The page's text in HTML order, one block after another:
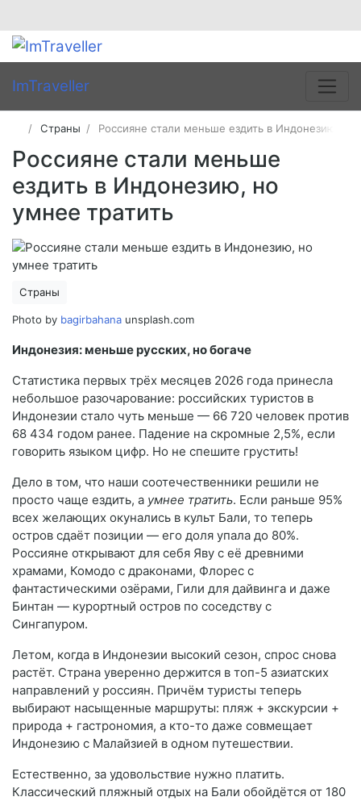
ImTraveller
Страны Россияне стали меньше ездить в Индонезию, но
Россияне стали меньше
ездить в Индонезию, но
умнее тратить
Страны
Photo by bagirbahana unsplash.com
Индонезия: меньше русских, но богаче
Статистика первых трёх месяцев 2026 года принесла
небольшое разочарование: российских туристов в
Индонезии стало чуть меньше — 66 720 человек против
68 434 годом ранее. Падение на скромные 2,5%, если
говорить языком цифр. Но не спешите грустить!
Дело в том, что наши соотечественники решили не
просто чаще ездить, а умнее тратить. Если раньше 95%
всех желающих окунались в культ Бали, то теперь
остров сдаёт позиции — его доля упала до 80%.
Россияне открывают для себя Яву с её древними
храмами, Комодо с драконами, Флорес с
фантастическими озёрами, Гили для дайвинга и даже
Бинтан — курортный остров по соседству с
Сингапуром.
Летом, когда в Индонезии высокий сезон, спрос снова
растёт. Страна уверенно держится в топ-5 азиатских
направлений у россиян. Причём туристы теперь
выбирают насыщенные маршруты: пляж + экскурсии +
природа + гастрономия, а кто-то даже совмещает
Индонезию с Малайзией в одном путешествии.
Естественно, за удовольствие нужно платить.
Классический пляжный отдых на Бали обойдётся от 180